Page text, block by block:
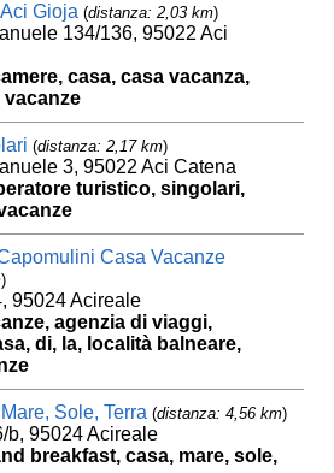
Gioja (distanza: 2,03 km)
134/136, 95022 Aci
casa, casa vacanza,
(distanza: 2,17 km)
3, 95022 Aci Catena
turistico, singolari,
Casa Vacanze
)
95024 Acireale
agenzia di viaggi,
di, la, località balneare,
Sole, Terra (distanza: 4,56 km)
b, 95024 Acireale
breakfast, casa, mare, sole,